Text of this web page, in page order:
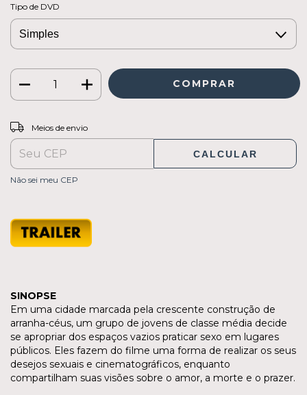
Tipo de DVD
Entregas para o CEP:
Meios de envio
CALCULAR
Não sei meu CEP
SINOPSE
Em uma cidade marcada pela crescente construção de
arranha-céus, um grupo de jovens de classe média decide
se apropriar dos espaços vazios praticar sexo em lugares
públicos. Eles fazem do filme uma forma de realizar os seus
desejos sexuais e cinematográficos, enquanto
compartilham suas visões sobre o amor, a morte e o prazer.